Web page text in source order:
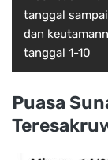
tanggal
dan
tanggal 1-10
Puasa